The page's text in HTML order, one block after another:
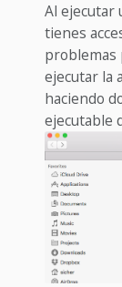
Al ejecutar
tienes
problemas
ejecutar la
haciendo
ejecutable